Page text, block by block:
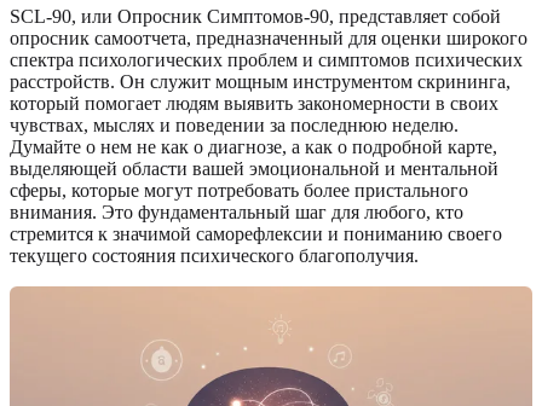
SCL-90, или Опросник Симптомов-90, представляет собой
опросник самоотчета, предназначенный для оценки широкого
спектра психологических проблем и симптомов психических
расстройств. Он служит мощным инструментом скрининга,
который помогает людям выявить закономерности в своих
чувствах, мыслях и поведении за последнюю неделю.
Думайте о нем не как о диагнозе, а как о подробной карте,
выделяющей области вашей эмоциональной и ментальной
сферы, которые могут потребовать более пристального
внимания. Это фундаментальный шаг для любого, кто
стремится к значимой саморефлексии и пониманию своего
текущего состояния психического благополучия.